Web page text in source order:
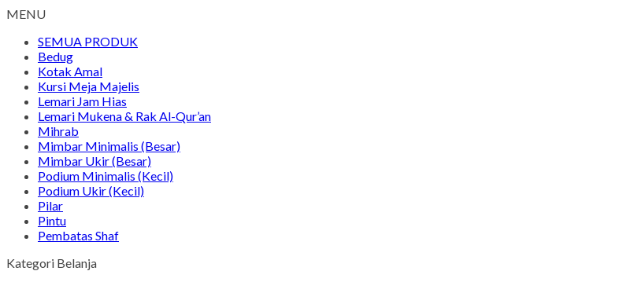
MENU
SEMUA PRODUK
Bedug
Kotak Amal
Kursi Meja Majelis
Lemari Jam Hias
Lemari Mukena & Rak Al-Qur’an
Mihrab
Mimbar Minimalis (Besar)
Mimbar Ukir (Besar)
Podium Minimalis (Kecil)
Podium Ukir (Kecil)
Pilar
Pintu
Pembatas Shaf
Kategori Belanja